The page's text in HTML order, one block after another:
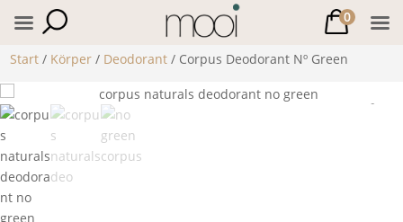
Start / Körper / Deodorant / Corpus Deodorant Nº Green
0